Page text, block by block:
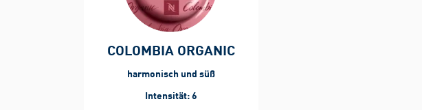
COLOMBIA ORGANIC
harmonisch und süß
Intensität: 6